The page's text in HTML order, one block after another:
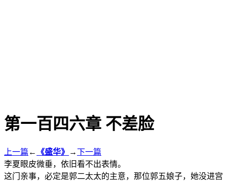
第一百四六章 不差脸
上一篇 ← 《盛华》 →下一篇
李夏眼皮微垂，依旧看不出表情。
这门亲事，必定是郭二太太的主意，那位郭五娘子，她没进宫